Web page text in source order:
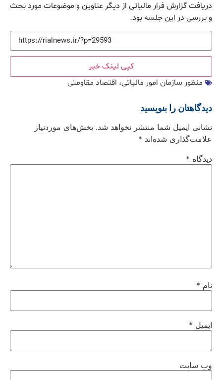
دریافت گزارش فرار مالیاتی از دیگر عناوین و موضوعات مورد بحث
و بررسی در این جلسه بود.
کپی لینک خبر
منظور سازمان امور مالیاتی، اقتصاد مقاومتی
دیدگاهتان را بنویسید
نشانی ایمیل شما منتشر نخواهد شد. بخش‌های موردنیاز
علامت‌گذاری شده‌اند *
دیدگاه *
نام *
ایمیل *
وب‌ سایت